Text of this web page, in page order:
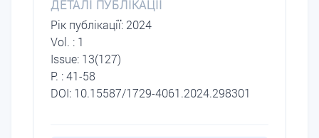
ДЕТАЛІ ПУБЛІКАЦІЇ
Рік публікації: 2024
Vol. : 1
Issue: 13(127)
P. : 41-58
DOI: 10.15587/1729-4061.2024.298301